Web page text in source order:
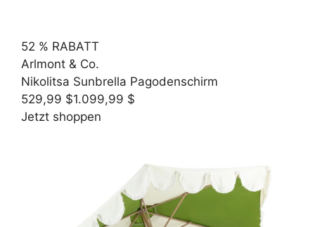
52 % RABATT
Arlmont & Co.
Nikolitsa Sunbrella Pagodenschirm
529,99 $1.099,99 $
Jetzt shoppen